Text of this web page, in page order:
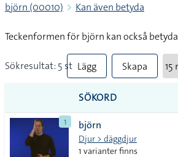
björn (00010) Kan även betyda
Teckenformen för björn kan också betyda
Sökresultat: 5 st Lägg
till
alla i
lista
Skapa
SÖKORD
1 björn
Djur > däggdjur
1 varianter finns